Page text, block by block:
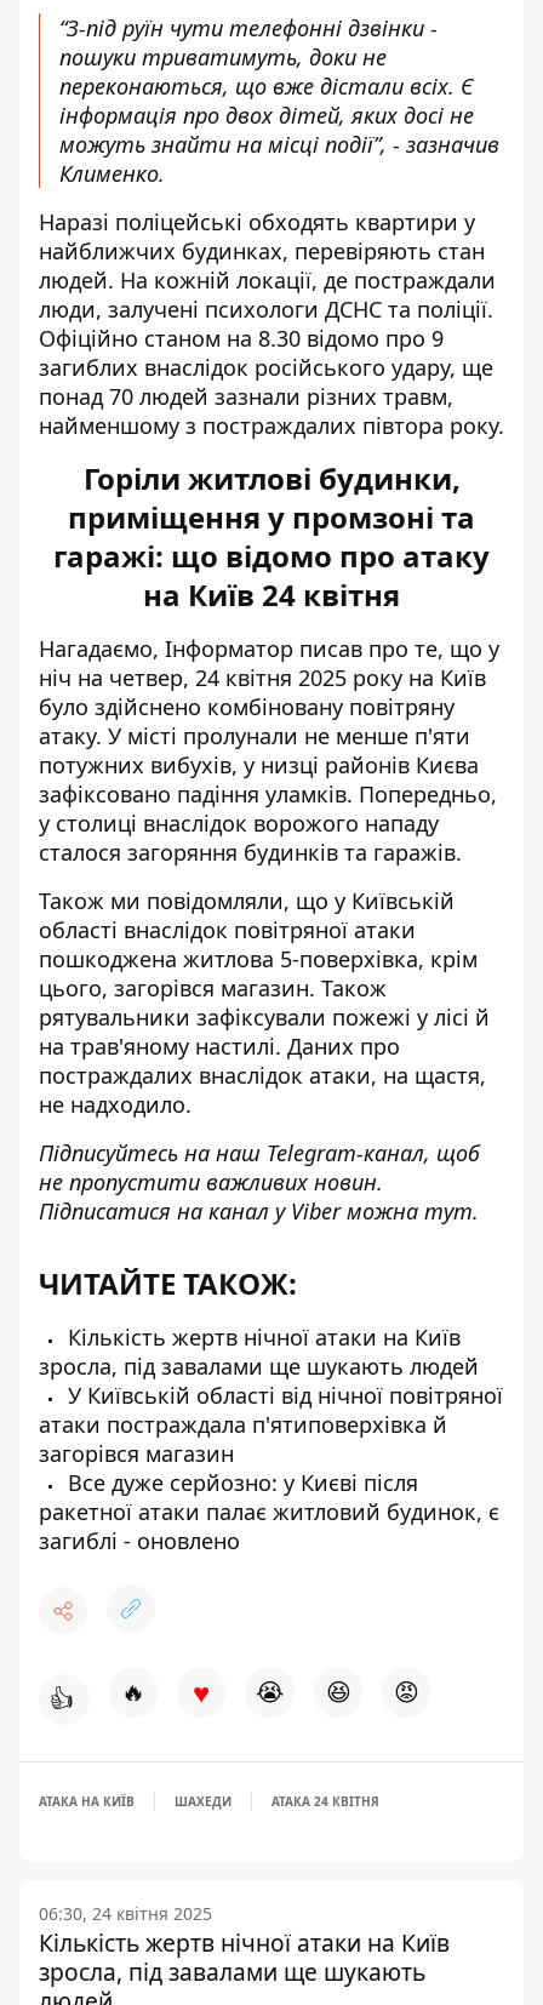
“З-під руїн чути телефонні дзвінки -
пошуки триватимуть, доки не
переконаються, що вже дістали всіх. Є
інформація про двох дітей, яких досі не
можуть знайти на місці події”, - зазначив
Клименко.
Наразі поліцейські обходять квартири у
найближчих будинках, перевіряють стан
людей. На кожній локації, де постраждали
люди, залучені психологи ДСНС та поліції.
Офіційно станом на 8.30 відомо про 9
загиблих внаслідок російського удару, ще
понад 70 людей зазнали різних травм,
найменшому з постраждалих півтора року.
Горіли житлові будинки,
приміщення у промзоні та
гаражі: що відомо про атаку
на Київ 24 квітня
Нагадаємо, Інформатор писав про те, що у
ніч на четвер, 24 квітня 2025 року на Київ
було здійснено комбіновану повітряну
атаку. У місті пролунали не менше п'яти
потужних вибухів, у низці районів Києва
зафіксовано падіння уламків. Попередньо,
у столиці внаслідок ворожого нападу
сталося загоряння будинків та гаражів.
Також ми повідомляли, що у Київській
області внаслідок повітряної атаки
пошкоджена житлова 5-поверхівка, крім
цього, загорівся магазин. Також
рятувальники зафіксували пожежі у лісі й
на трав'яному настилі. Даних про
постраждалих внаслідок атаки, на щастя,
не надходило.
Підписуйтесь на наш Telegram-канал, щоб
не пропустити важливих новин.
Підписатися на канал у Viber можна тут.
ЧИТАЙТЕ ТАКОЖ:
Кількість жертв нічної атаки на Київ
зросла, під завалами ще шукають людей
У Київській області від нічної повітряної
атаки постраждала п'ятиповерхівка й
загорівся магазин
Все дуже серйозно: у Києві після
ракетної атаки палає житловий будинок, є
загиблі - оновлено
👍 🔥 ♥ 😭 😆 😡
АТАКА НА КИЇВ ШАХЕДИ АТАКА 24 КВІТНЯ
06:30, 24 квітня 2025
Кількість жертв нічної атаки на Київ
зросла, під завалами ще шукають